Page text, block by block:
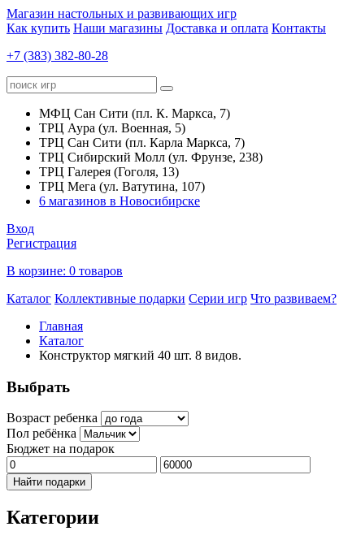
Магазин настольных и развивающих игр
Как купить Наши магазины Доставка и оплата Контакты
+7 (383) 382-80-28
МФЦ Сан Сити (пл. К. Маркса, 7)
ТРЦ Аура (ул. Военная, 5)
ТРЦ Сан Сити (пл. Карла Маркса, 7)
ТРЦ Сибирский Молл (ул. Фрунзе, 238)
ТРЦ Галерея (Гоголя, 13)
ТРЦ Мега (ул. Ватутина, 107)
6 магазинов в Новосибирске
Вход
Регистрация
В корзине: 0 товаров
Каталог Коллективные подарки Серии игр Что развиваем?
Главная
Каталог
Конструктор мягкий 40 шт. 8 видов.
Выбрать
Возраст ребенка
Пол ребёнка
Бюджет на подарок
Найти подарки
Категории